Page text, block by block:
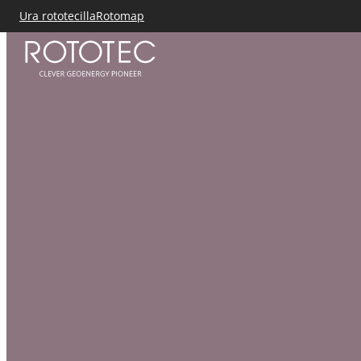
Siirry
sisältöön
Ura rototecillaRotomap